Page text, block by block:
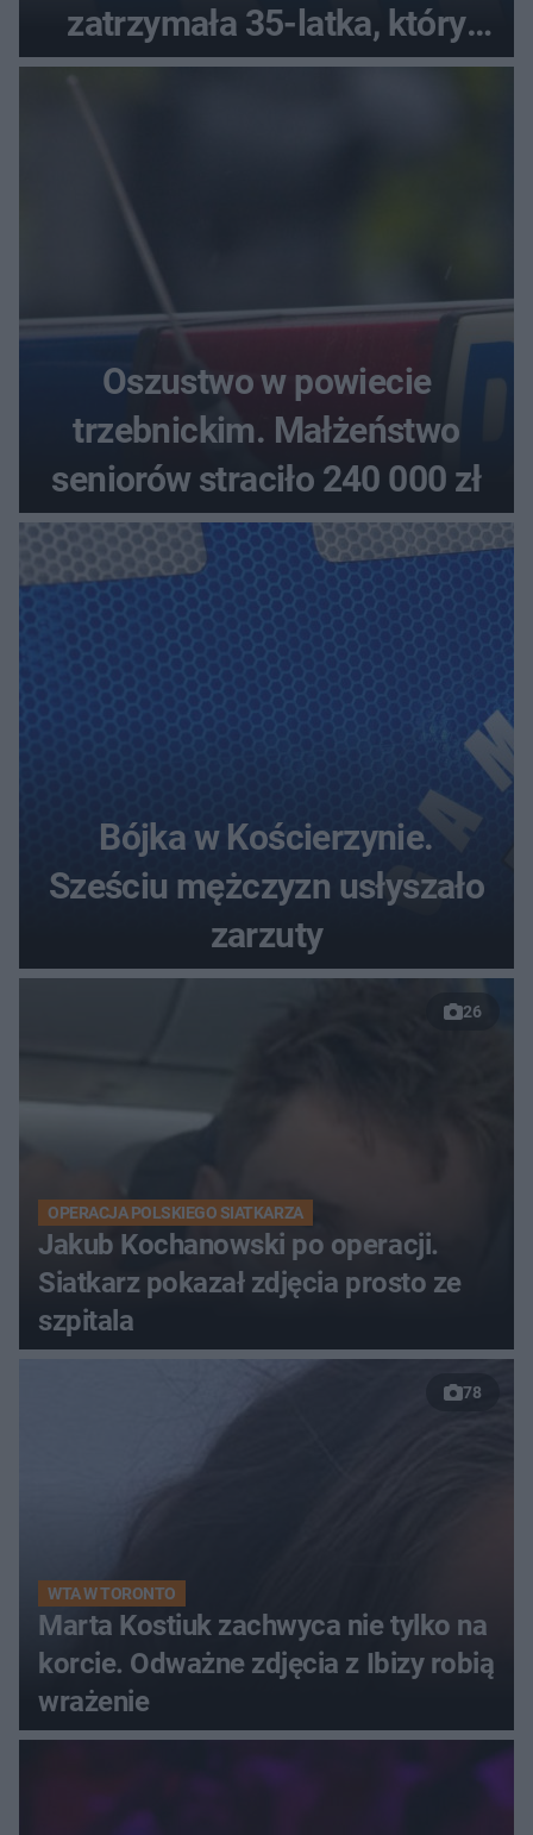
zatrzymała 35-latka, który
zgłosił ładunek w swoim
Oszustwo w powiecie
trzebnickim. Małżeństwo
seniorów straciło 240 000 zł
Bójka w Kościerzynie.
Sześciu mężczyzn usłyszało
zarzuty
26
OPERACJA POLSKIEGO SIATKARZA
Jakub Kochanowski po operacji.
Siatkarz pokazał zdjęcia prosto ze
szpitala
78
WTA W TORONTO
Marta Kostiuk zachwyca nie tylko na
korcie. Odważne zdjęcia z Ibizy robią
wrażenie